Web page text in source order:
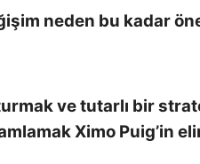
neden bu kadar
ve tutarlı bir
Ximo Puig’in